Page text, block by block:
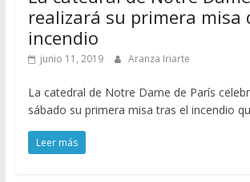
realizará su primera misa
incendio
junio 11, 2019 Aranza Iriarte
La catedral de Notre Dame de París
sábado su primera misa tras el incendio
Leer más